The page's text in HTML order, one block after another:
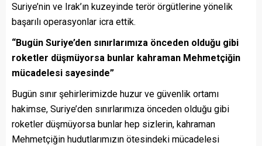
Suriye’nin ve Irak’ın kuzeyinde terör örgütlerine yönelik
başarılı operasyonlar icra ettik.
“Bugün Suriye’den sınırlarımıza önceden olduğu gibi
roketler düşmüyorsa bunlar kahraman Mehmetçiğin
mücadelesi sayesinde”
Bugün sınır şehirlerimizde huzur ve güvenlik ortamı
hakimse, Suriye’den sınırlarımıza önceden olduğu gibi
roketler düşmüyorsa bunlar hep sizlerin, kahraman
Mehmetçiğin hudutlarımızın ötesindeki mücadelesi